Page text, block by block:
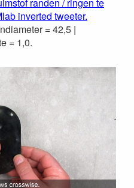
inverted tweeter.
= 42,5 |
= 1,0.